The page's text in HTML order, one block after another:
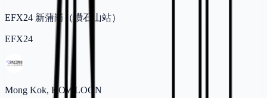
EFX24 新蒲崗（鑽石山站）
EFX24
Mong Kok, KOWLOON